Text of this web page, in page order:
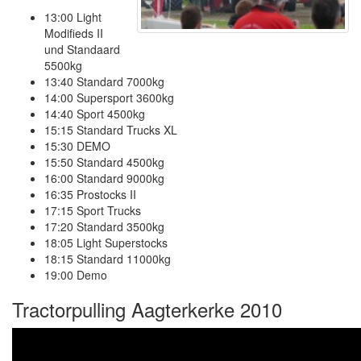
13:00 Light
Modifieds II
und Standaard
5500kg
13:40 Standard 7000kg
14:00 Supersport 3600kg
14:40 Sport 4500kg
15:15 Standard Trucks XL
15:30 DEMO
15:50 Standard 4500kg
16:00 Standard 9000kg
16:35 Prostocks II
17:15 Sport Trucks
17:20 Standard 3500kg
18:05 Light Superstocks
18:15 Standard 11000kg
19:00 Demo
Tractorpulling Aagterkerke 2010